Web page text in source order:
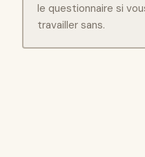
le questionnaire si
travailler sans.